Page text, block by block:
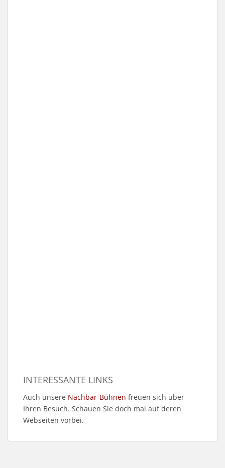
INTERESSANTE LINKS
Auch unsere Nachbar-Bühnen freuen sich über
Ihren Besuch. Schauen Sie doch mal auf deren
Webseiten vorbei.